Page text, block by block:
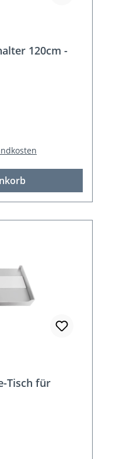
120cm -
Tisch für